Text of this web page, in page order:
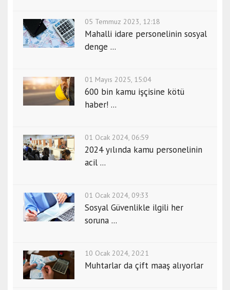
05 Temmuz 2023, 12:18
Mahalli idare personelinin sosyal
denge ...
01 Mayıs 2025, 15:04
600 bin kamu işçisine kötü
haber! ...
01 Ocak 2024, 06:59
2024 yılında kamu personelinin
acil ...
01 Ocak 2024, 09:33
Sosyal Güvenlikle ilgili her
soruna ...
10 Ocak 2024, 20:21
Muhtarlar da çift maaş alıyorlar